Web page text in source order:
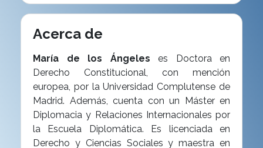
Acerca de
María de los Ángeles es Doctora en
Derecho Constitucional, con mención
europea, por la UniversidadComplutense de
Madrid. Además, cuenta con un Máster en
Diplomacia y Relaciones Internacionales por
la Escuela Diplomática. Es licenciada en
Derecho y Ciencias Sociales y maestra en